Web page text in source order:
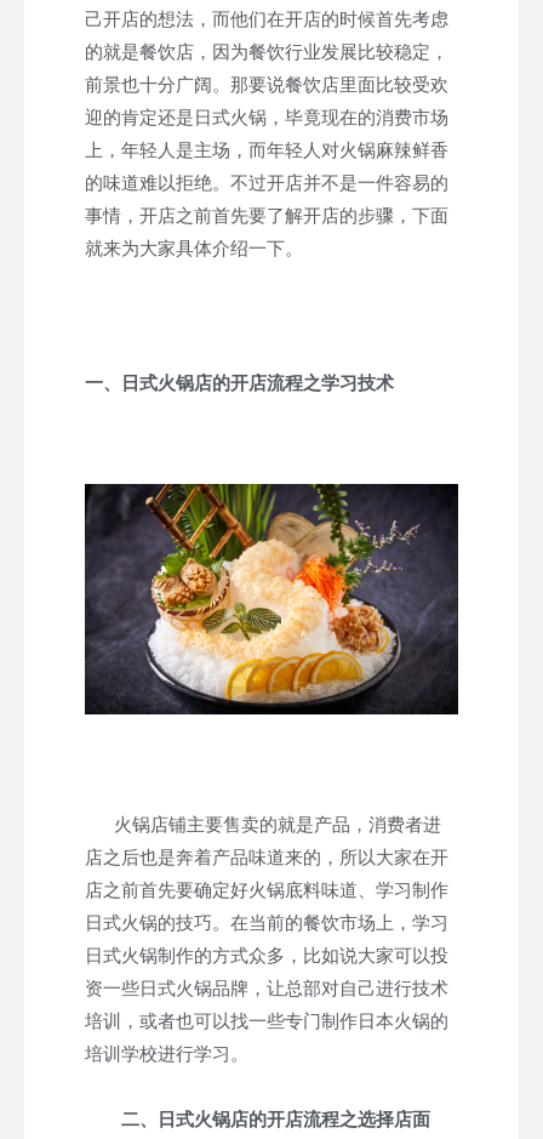
己开店的想法，而他们在开店的时候首先考虑
的就是餐饮店，因为餐饮行业发展比较稳定，
前景也十分广阔。那要说餐饮店里面比较受欢
迎的肯定还是日式火锅，毕竟现在的消费市场
上，年轻人是主场，而年轻人对火锅麻辣鲜香
的味道难以拒绝。不过开店并不是一件容易的
事情，开店之前首先要了解开店的步骤，下面
就来为大家具体介绍一下。
一、日式火锅店的开店流程之学习技术
火锅店铺主要售卖的就是产品，消费者进
店之后也是奔着产品味道来的，所以大家在开
店之前首先要确定好火锅底料味道、学习制作
日式火锅的技巧。在当前的餐饮市场上，学习
日式火锅制作的方式众多，比如说大家可以投
资一些日式火锅品牌，让总部对自己进行技术
培训，或者也可以找一些专门制作日本火锅的
培训学校进行学习。
二、日式火锅店的开店流程之选择店面